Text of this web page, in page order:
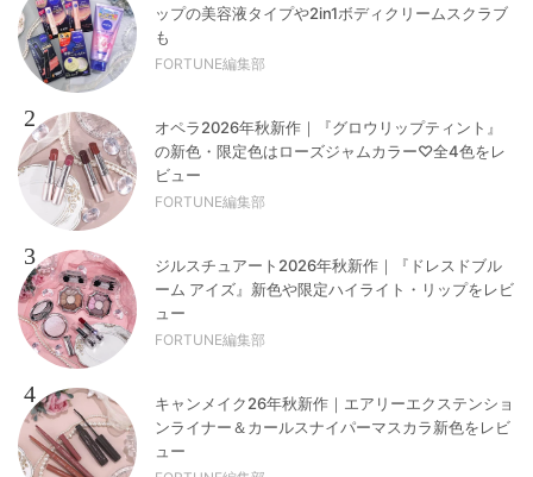
ップの美容液タイプや2in1ボディクリームスクラブ
も
FORTUNE編集部
2
オペラ2026年秋新作｜『グロウリップティント』
の新色・限定色はローズジャムカラー♡全4色をレ
ビュー
FORTUNE編集部
3
ジルスチュアート2026年秋新作｜『ドレスドブル
ーム アイズ』新色や限定ハイライト・リップをレビ
ュー
FORTUNE編集部
4
キャンメイク26年秋新作｜エアリーエクステンショ
ンライナー＆カールスナイパーマスカラ新色をレビ
ュー